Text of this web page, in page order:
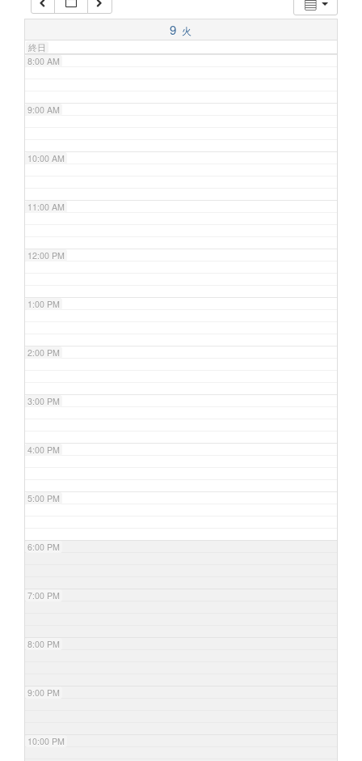
9 火
終日
7:00 AM
8:00 AM
9:00 AM
10:00 AM
11:00 AM
12:00 PM
1:00 PM
2:00 PM
3:00 PM
4:00 PM
5:00 PM
6:00 PM
7:00 PM
8:00 PM
9:00 PM
10:00 PM